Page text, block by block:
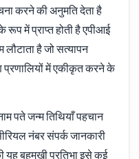
करने की अनुमति देता है
में प्राप्त होती है एपीआई
है जो सत्यापन
प्रणालियों में एकीकृत करने के
पते जन्म तिथियाँ पहचान
नंबर संपर्क जानकारी
बहुमुखी प्रतिभा इसे कई